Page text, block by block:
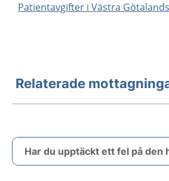
Patientavgifter i Västra
Relaterade
Har du upptäckt ett fel på den